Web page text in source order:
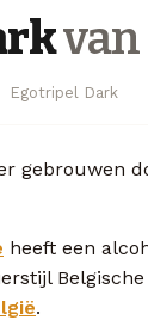
van
Egotripel Dark
gebrouwen
heeft een
.